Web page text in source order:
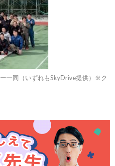
一同（いずれもSkyDrive提供）※ク